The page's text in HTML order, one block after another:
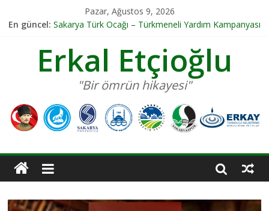
Pazar, Ağustos 9, 2026
En güncel: Sakarya Türk Ocağı – Türkmeneli Yardım Kampanyası
ADAPAZARINDA ULAŞIM PROJELERİ HABERİ
ADAPAZARINDA ULAŞIM PROJELERİ
Erkal Etçioğlu
"Bir ömrün hikayesi"